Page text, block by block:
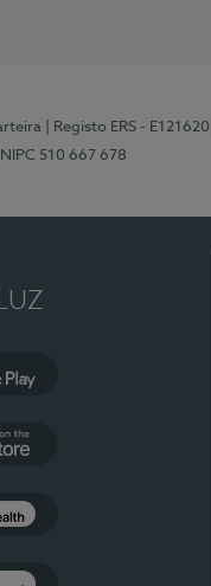
| Registo ERS - E121620
| NIPC 510 667 678